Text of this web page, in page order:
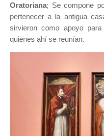
Oratoriana; Se compone
pertenecer a la antigua
sirvieron como apoyo
quienes ahí se reunían.